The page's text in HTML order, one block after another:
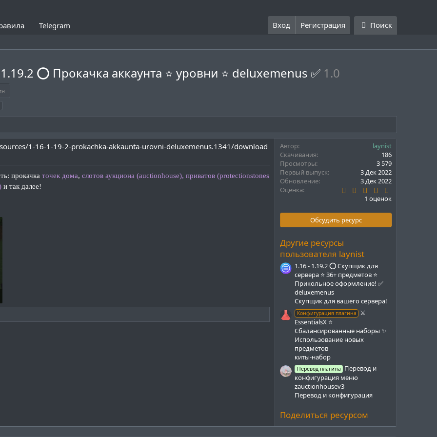
Telegram Вход Регистрация Поиск
⭕ Прокачка аккаунта ⭐ уровни ⭐ deluxemenus ✅ 1.0
1-16-1-19-2-prokachka-akkaunta-urovni-deluxemenus.1341/download
прокачка точек дома, слотов аукциона (auctionhouse), приватов (protectionstones
и так далее!
Автор
laynist
Скачивания
186
Просмотры
3 579
Первый выпуск
3 Дек 2022
Обновление
3 Дек 2022
Оценка
0
0
в
1 оценок
Обсудить ресурс
Другие ресурсы
пользователя laynist
1.16 - 1.19.2 ⭕ Скупщик для
сервера ⭐ 36+ предметов ⭐
Прикольное оформление! ✅
deluxemenus
Cкупщик для вашего сервера!
Конфигурация плагина
⚔️
EssentialsX ⭐
Сбалансированные наборы ✨
Использование новых
предметов
киты-набор
Перевод плагина
Перевод и
конфигурация меню
zauctionhousev3
Перевод и конфигурация
Поделиться ресурсом